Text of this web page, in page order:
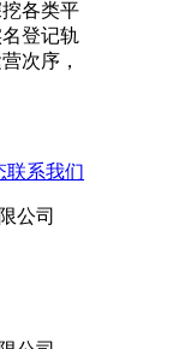
各类平
登记轨
次序，
联系我们
公司